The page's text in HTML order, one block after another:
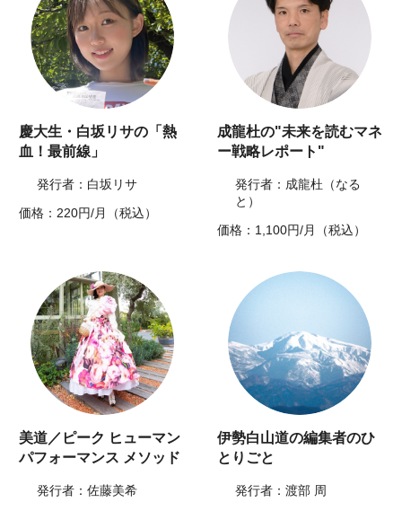
慶大生・白坂リサの「熱
血！最前線」
発行者：白坂リサ
価格：220円/月（税込）
成龍杜の"未来を読むマネ
ー戦略レポート"
発行者：成龍杜（なる
と）
価格：1,100円/月（税込）
美道／ピーク ヒューマン
パフォーマンス メソッド
発行者：佐藤美希
伊勢白山道の編集者のひ
とりごと
発行者：渡部 周